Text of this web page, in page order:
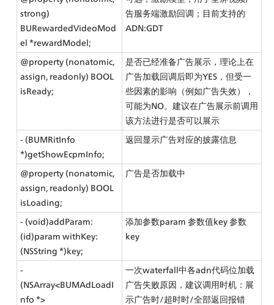
strong)
BURewardedVideoMod
el *rewardModel;
告服务端激励回调；目前支持的
ADN:GDT
@property (nonatomic,
assign, readonly) BOOL
isReady;
是否已经准备广告展示，理论上在
广告加载回调后即为YES，但受一
些因素的影响（例如广告失效），
可能为NO。建议在广告展示前调用
该方法进行是否可以展示
- (BUMRitInfo
*)getShowEcpmInfo;
返回显示广告对应的披露信息
@property (nonatomic,
assign, readonly) BOOL
isLoading;
广告是否加载中
- (void)addParam:
(id)param withKey:
(NSString *)key;
添加参数param 参数值key 参数
key
-
(NSArray<BUMAdLoadI
nfo *>
一次waterfall中各adn代码位加载
广告失败原因，建议调用时机：展
示广告时/超时时/全部返回报错